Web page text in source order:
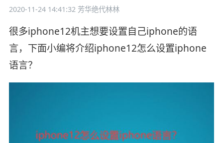
2020-11-24 14:41:32芳华绝代林林
很多iphone12机主想要设置自己iphone的语
言，下面小编将介绍iphone12怎么设置iphone
语言？